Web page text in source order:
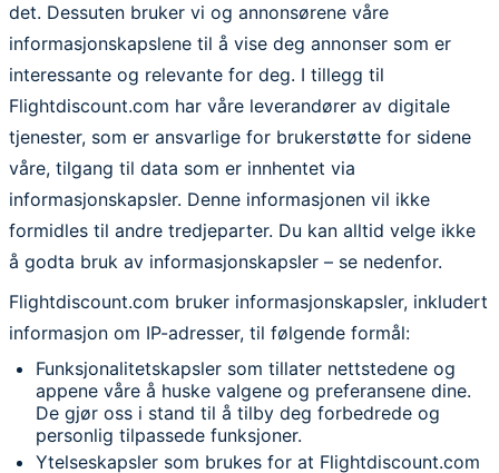
det. Dessuten bruker vi og annonsørene våre
informasjonskapslene til å vise deg annonser som er
interessante og relevante for deg. I tillegg til
Flightdiscount.com har våre leverandører av digitale
tjenester, som er ansvarlige for brukerstøtte for sidene
våre, tilgang til data som er innhentet via
informasjonskapsler. Denne informasjonen vil ikke
formidles til andre tredjeparter. Du kan alltid velge ikke
å godta bruk av informasjonskapsler – se nedenfor.
Flightdiscount.com bruker informasjonskapsler, inkludert
informasjon om IP-adresser, til følgende formål:
Funksjonalitetskapsler som tillater nettstedene og
appene våre å huske valgene og preferansene dine.
De gjør oss i stand til å tilby deg forbedrede og
personlig tilpassede funksjoner.
Ytelseskapsler som brukes for at Flightdiscount.com